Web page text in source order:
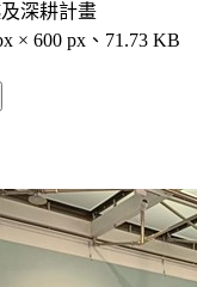
深耕計畫
× 600 px、71.73 KB